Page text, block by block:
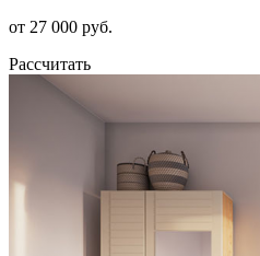
от 27 000 руб.
Рассчитать